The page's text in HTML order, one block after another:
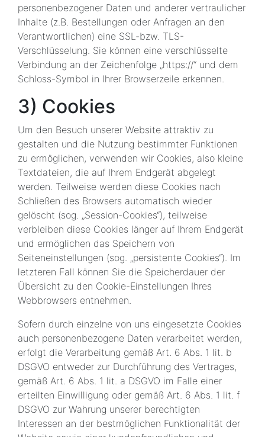
personenbezogener Daten und anderer vertraulicher
Inhalte (z.B. Bestellungen oder Anfragen an den
Verantwortlichen) eine SSL-bzw. TLS-
Verschlüsselung. Sie können eine verschlüsselte
Verbindung an der Zeichenfolge „https://“ und dem
Schloss-Symbol in Ihrer Browserzeile erkennen.
3) Cookies
Um den Besuch unserer Website attraktiv zu
gestalten und die Nutzung bestimmter Funktionen
zu ermöglichen, verwenden wir Cookies, also kleine
Textdateien, die auf Ihrem Endgerät abgelegt
werden. Teilweise werden diese Cookies nach
Schließen des Browsers automatisch wieder
gelöscht (sog. „Session-Cookies“), teilweise
verbleiben diese Cookies länger auf Ihrem Endgerät
und ermöglichen das Speichern von
Seiteneinstellungen (sog. „persistente Cookies“). Im
letzteren Fall können Sie die Speicherdauer der
Übersicht zu den Cookie-Einstellungen Ihres
Webbrowsers entnehmen.
Sofern durch einzelne von uns eingesetzte Cookies
auch personenbezogene Daten verarbeitet werden,
erfolgt die Verarbeitung gemäß Art. 6 Abs. 1 lit. b
DSGVO entweder zur Durchführung des Vertrages,
gemäß Art. 6 Abs. 1 lit. a DSGVO im Falle einer
erteilten Einwilligung oder gemäß Art. 6 Abs. 1 lit. f
DSGVO zur Wahrung unserer berechtigten
Interessen an der bestmöglichen Funktionalität der